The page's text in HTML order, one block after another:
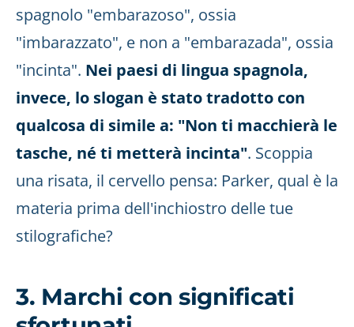
spagnolo "embarazoso", ossia
"imbarazzato", e non a "embarazada", ossia
"incinta". Nei paesi di lingua spagnola,
invece, lo slogan è stato tradotto con
qualcosa di simile a: "Non ti macchierà le
tasche, né ti metterà incinta". Scoppia
una risata, il cervello pensa: Parker, qual è la
materia prima dell'inchiostro delle tue
stilografiche?
3. Marchi con significati